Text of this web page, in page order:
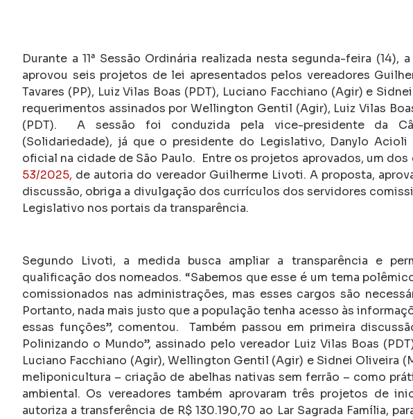
Durante a 11ª Sessão Ordinária realizada nesta segunda-feira (14),
aprovou seis projetos de lei apresentados pelos vereadores
Tavares (PP), Luiz Vilas Boas (PDT), Luciano Facchiano (Agir) e
requerimentos assinados por Wellington Gentil (Agir), Luiz Vilas
(PDT). A sessão foi conduzida pela vice-presidente da
(Solidariedade), já que o presidente do Legislativo, Danylo Acioli
oficial na cidade de São Paulo. Entre os projetos aprovados, um
53/2025, de autoria do vereador Guilherme Livoti. A proposta,
discussão, obriga a divulgação dos currículos dos servidores
Legislativo nos portais da transparência.
Segundo Livoti, a medida busca ampliar a transparência e
qualificação dos nomeados. “Sabemos que esse é um tema
comissionados nas administrações, mas esses cargos são
Portanto, nada mais justo que a população tenha acesso às
essas funções”, comentou. Também passou em primeira
Polinizando o Mundo”, assinado pelo vereador Luiz Vilas Boas
Luciano Facchiano (Agir), Wellington Gentil (Agir) e Sidnei Oliveira
meliponicultura – criação de abelhas nativas sem ferrão – como
ambiental. Os vereadores também aprovaram três projetos de
autoriza a transferência de R$ 130.190,70 ao Lar Sagrada Família,